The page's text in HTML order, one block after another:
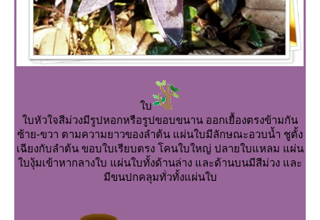
บ
บหัวใจสีม่วงมีรูปหอกหรือรูปขอบขนาน ออกเยื้องตรงข้ามกัน
ซ้าย-ขวา ตามความยาวของลำต้น แผ่นใบมีลักษณะอวบน้ำ ชูตั้ง
เฉียงกับลำต้น ขอบใบเรียบตรง โคนใบใหญ่ ปลายใบแหลม แผ่น
บงุ้มเข้าหากลางใบ แผ่นใบทั้งด้านล่าง และด้านบนมีสีม่วง และ
มีขนปกคลุมทั่วทั้งแผ่นใบ